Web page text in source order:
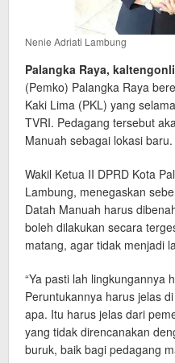
Nenie Adriati Lambung
Palangka Raya,
(Pemko) Palangka Raya
Kaki Lima (PKL) yang
TVRI. Pedagang tersebut
Manuah sebagai lokasi baru.
Wakil Ketua II DPRD Kota
Lambung, menegaskan
Datah Manuah harus
boleh dilakukan secara
matang, agar tidak menjadi
“Ya pasti lah lingkungannya
Peruntukannya harus jelas
apa. Itu harus jelas dari
yang tidak direncanakan
buruk, baik bagi pedagang